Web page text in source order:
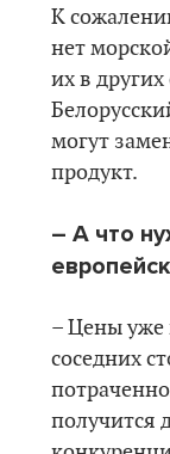
К
нет
их в
могут
продукт.
– А что
– Цены уже
соседних
получится